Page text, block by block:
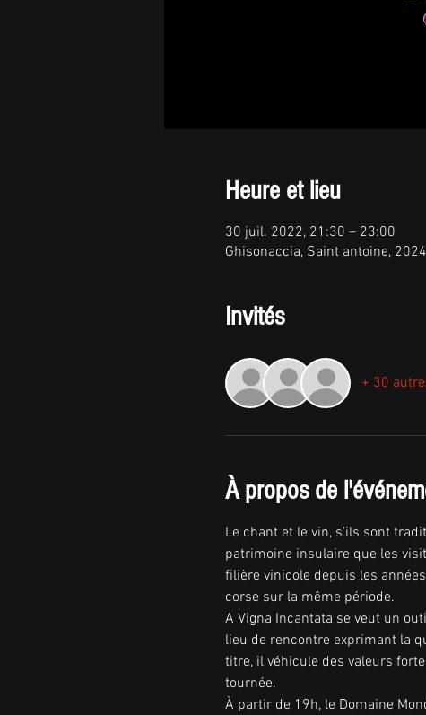
Heure et lieu
30 juil. 2022, 21:30 – 23:00
Ghisonaccia, Saint antoine,
Invités
+ 30
À propos de
Le chant et le vin, s’ils sont
patrimoine insulaire que les
filière vinicole depuis les
corse sur la même période.
A Vigna Incantata se veut un
lieu de rencontre exprimant la
titre, il véhicule des valeurs
tournée.
À partir de 19h, le Domaine